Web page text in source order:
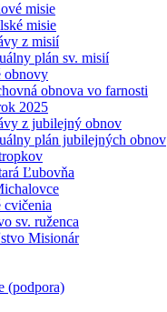
misie
misie
z misií
plán sv. misií
obnovy
obnova vo farnosti
2025
z jubilejný obnov
plán jubilejných obnov
Ľubovňa
cvičenia
sv. ruženca
Misionár
(podpora)